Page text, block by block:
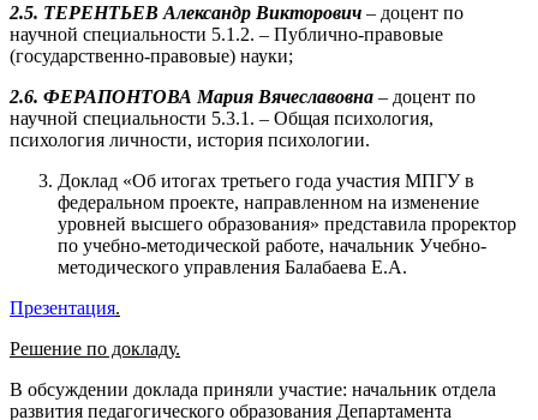
2.5. ТЕРЕНТЬЕВ Александр Викторович – доцент по
научной специальности 5.1.2. – Публично-правовые
(государственно-правовые) науки;
2.6. ФЕРАПОНТОВА Мария Вячеславовна – доцент по
научной специальности 5.3.1. – Общая психология,
психология личности, история психологии.
Доклад «Об итогах третьего года участия МПГУ в
федеральном проекте, направленном на изменение
уровней высшего образования» представила проректор
по учебно-методической работе, начальник Учебно-
методического управления Балабаева Е.А.
Презентация.
Решение по докладу.
В обсуждении доклада приняли участие: начальник отдела
развития педагогического образования Департамента